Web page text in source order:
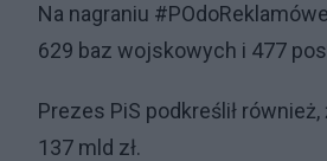
Na nagraniu
629 baz wojskowych i 477
Prezes PiS podkreślił
137 mld zł.